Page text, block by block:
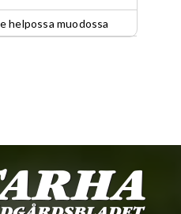
helpossa muodossa